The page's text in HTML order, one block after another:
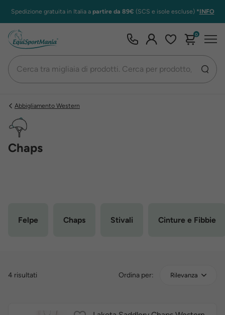
Spedizione gratuita in Italia a partire da 89€ (SCS e isole escluse) *INFO
0
Abbigliamento Western
Chaps
Felpe Chaps Stivali Cinture e Fibbie
4 risultati Ordina per: Rilevanza